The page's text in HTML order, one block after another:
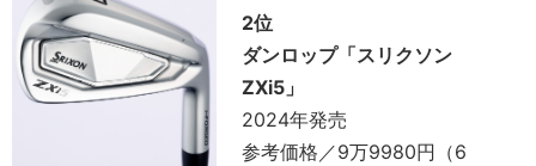
2位
ダンロップ「スリクソン
ZXi5」
2024年発売
参考価格／9万9980円（6